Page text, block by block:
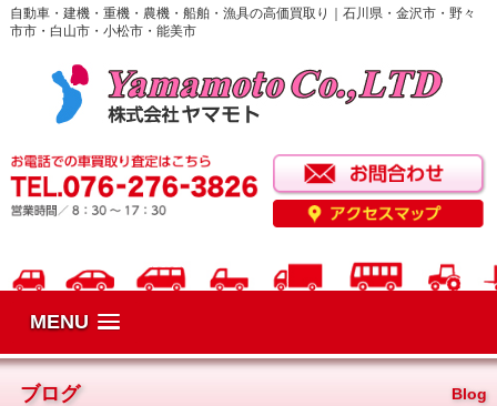
自動車・建機・重機・農機・船舶・漁具の高価買取り｜石川県・金沢市・野々
市市・白山市・小松市・能美市
MENU
ブログ Blog